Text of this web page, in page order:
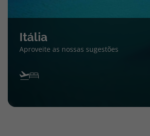
Itália
Aproveite as nossas sugestões